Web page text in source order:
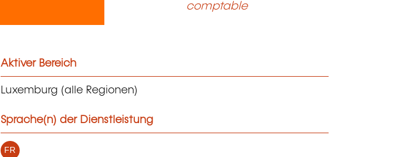
comptable
Aktiver Bereich
Luxemburg (alle Regionen)
Sprache(n) der Dienstleistung
FR